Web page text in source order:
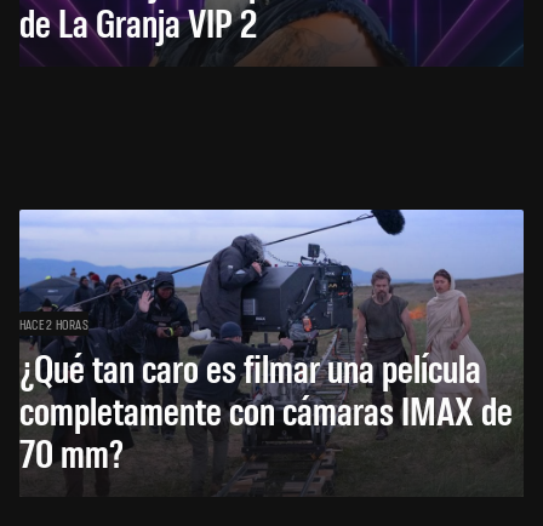
de La Granja VIP 2
HACE 2 HORAS
¿Qué tan caro es filmar una película
completamente con cámaras IMAX de
70 mm?